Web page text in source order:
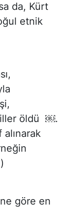
da, Kürt
etnik
öldü ￼.
göre en